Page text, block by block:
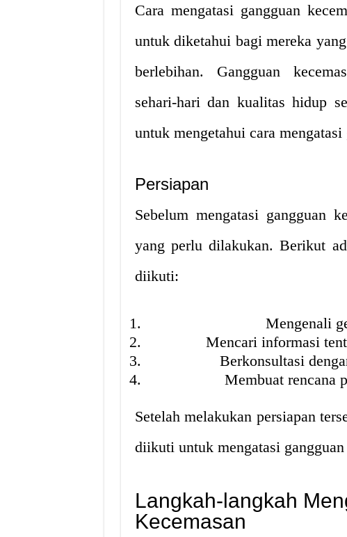
Cara mengatasi gangguan
untuk diketahui bagi mereka
berlebihan. Gangguan
sehari-hari dan kualitas hidup
untuk mengetahui cara
Persiapan
Sebelum mengatasi gangguan
yang perlu dilakukan. Berikut
diikuti:
Mengenali
Mencari informasi
Berkonsultasi
Membuat rencana
Setelah melakukan persiapan
diikuti untuk mengatasi gangguan
Langkah-langkah
Kecemasan